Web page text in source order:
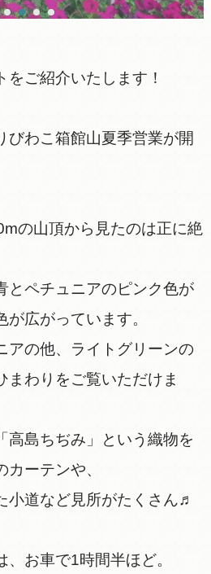
ご紹介いたします！
びわこ箱館山夏季営業が開
の山頂から見たのは正に絶
とペチュニアのピンク色が
広がっています。
アの他、ライトグリーンの
まわりをご覧いただけま
高島ちぢみ」という織物を
ーテンや、
小道など見所がたくさん♬
お車で1時間半ほど。